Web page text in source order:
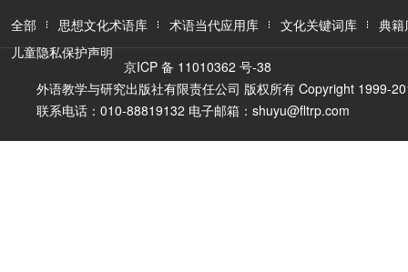
全部 思想文化术语库 术语当代应用库 文化关键词库
典籍
儿童隐私保护声明
京ICP 备 11010362 号-38
外语教学与研究出版社有限责任公司 版权所有 Copyright 1999-
联系电话：010-88819132 电子邮箱：shuyu@fltrp.com